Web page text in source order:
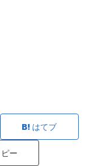
はてブ
ピー